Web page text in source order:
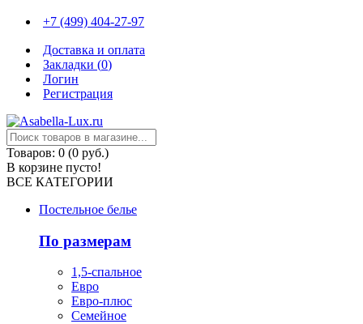
+7 (499) 404-27-97
Доставка и оплата
Закладки (0)
Логин
Регистрация
Товаров: 0 (0 руб.)
В корзине пусто!
ВСЕ КАТЕГОРИИ
Постельное белье
По размерам
1,5-спальное
Евро
Евро-плюс
Семейное